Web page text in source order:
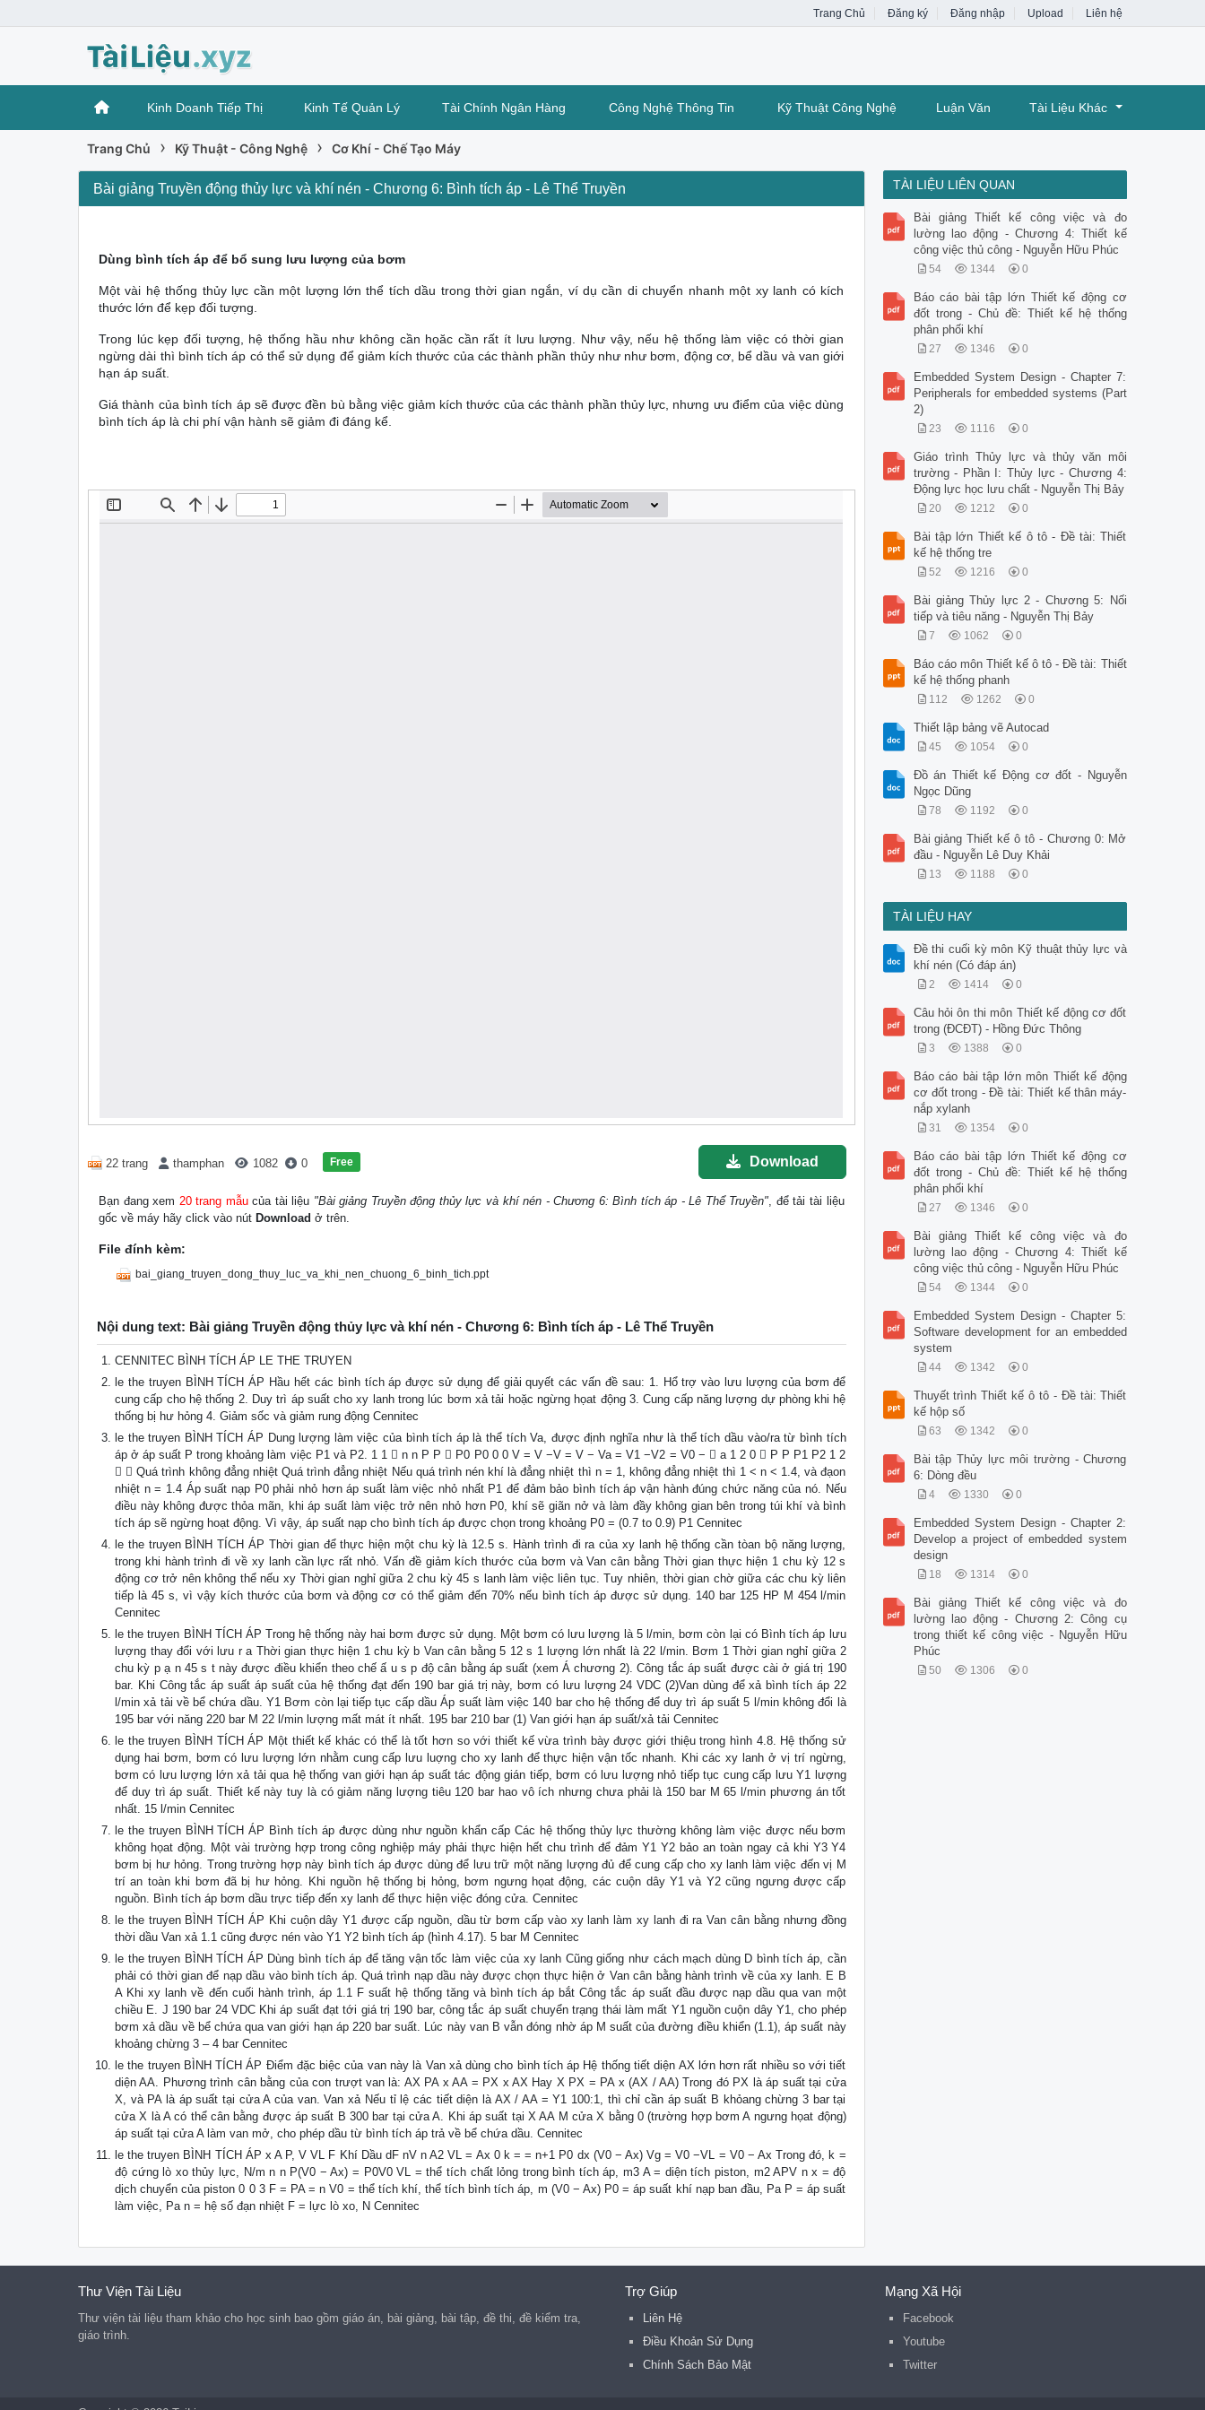
Trang Chủ Đăng ký Đăng nhập Upload Liên hệ
Kinh Doanh Tiếp Thị Kinh Tế Quản Lý Tài Chính Ngân Hàng Công Nghệ Thông Tin Kỹ Thuật Công Nghệ Luận Văn Tài Liệu Khác
Trang Chủ › Kỹ Thuật - Công Nghệ › Cơ Khí - Chế Tạo Máy
Bài giảng Truyền động thủy lực và khí nén - Chương 6: Bình tích áp - Lê Thể Truyền
Dùng bình tích áp để bổ sung lưu lượng của bơm
Một vài hệ thống thủy lực cần một lượng lớn thể tích dầu trong thời gian ngắn, ví dụ cần di chuyển nhanh một xy lanh có kích
thước lớn để kẹp đối tượng.
Trong lúc kẹp đối tượng, hệ thống hầu như không cần họăc cần rất ít lưu lượng. Như vậy, nếu hệ thống làm việc có thời gian
ngừng dài thì bình tích áp có thể sử dụng để giảm kích thước của các thành phần thủy như như bơm, động cơ, bể dầu và van giới
hạn áp suất.
Giá thành của bình tích áp sẽ được đền bù bằng việc giảm kích thước của các thành phần thủy lực, nhưng ưu điểm của việc dùng
bình tích áp là chi phí vận hành sẽ giảm đi đáng kể.
22 trang thamphan 1082 0 Free Download
Bạn đang xem 20 trang mẫucủa tài liệu "Bài giảng Truyền động thủy lực và khí nén - Chương 6: Bình tích áp - Lê Thể Truyền", để tải tài liệu
gốc về máy hãy click vào nút Download ở trên.
File đính kèm:
bai_giang_truyen_dong_thuy_luc_va_khi_nen_chuong_6_binh_tich.ppt
Nội dung text: Bài giảng Truyền động thủy lực và khí nén - Chương 6: Bình tích áp - Lê Thể Truyền
CENNITEC BÌNH TÍCH ÁP LE THE TRUYEN
le the truyen BÌNH TÍCH ÁP Hầu hết các bình tích áp được sử dụng để giải quyết các vấn đề sau: 1. Hổ trợ vào lưu lượng của bơm để
cung cấp cho hệ thống 2. Duy trì áp suất cho xy lanh trong lúc bơm xả tải hoặc ngừng họat động 3. Cung cấp năng lượng dự phòng khi hệ
thống bị hư hỏng 4. Giảm sốc và giảm rung động Cennitec
le the truyen BÌNH TÍCH ÁP Dung lượng làm việc của bình tích áp là thể tích Va, được định nghĩa như là thể tích dầu vào/ra từ bình tích
áp ở áp suất P trong khoảng làm việc P1 và P2. 1 1  n n P P  P0 P0 0 0 V = V −V = V − Va = V1 −V2 = V0 −  a 1 2 0  P P P1 P2 1 2
  Quá trình không đẳng nhiệt Quá trình đẳng nhiệt Nếu quá trình nén khí là đẳng nhiệt thì n = 1, không đẳng nhiệt thì 1 < n < 1.4, và đạon
nhiệt n = 1.4 Áp suất nạp P0 phải nhỏ hơn áp suất làm việc nhỏ nhất P1 để đảm bảo bình tích áp vận hành đúng chức năng của nó. Nếu
điều này không được thỏa mãn, khi áp suất làm việc trở nên nhỏ hơn P0, khí sẽ giãn nở và làm đầy không gian bên trong túi khí và bình
tích áp sẽ ngừng hoạt động. Vì vậy, áp suất nạp cho bình tích áp được chọn trong khoảng P0 = (0.7 to 0.9) P1 Cennitec
le the truyen BÌNH TÍCH ÁP Thời gian để thực hiện một chu kỳ là 12.5 s. Hành trình đi ra của xy lanh hệ thống cần tòan bộ năng lượng,
trong khi hành trình đi về xy lanh cần lực rất nhỏ. Vấn đề giảm kích thước của bơm và Van cân bằng Thời gian thực hiện 1 chu kỳ 12 s
động cơ trở nên không thể nếu xy Thời gian nghỉ giữa 2 chu kỳ 45 s lanh làm việc liên tục. Tuy nhiên, thời gian chờ giữa các chu kỳ liên
tiếp là 45 s, vì vậy kích thước của bơm và động cơ có thể giảm đến 70% nếu bình tích áp được sử dụng. 140 bar 125 HP M 454 l/min
Cennitec
le the truyen BÌNH TÍCH ÁP Trong hệ thống này hai bơm được sử dụng. Một bơm có lưu lượng là 5 l/min, bơm còn lại có Bình tích áp lưu
lượng thay đổi với lưu r a Thời gian thực hiện 1 chu kỳ b Van cân bằng 5 12 s 1 lượng lớn nhất là 22 l/min. Bơm 1 Thời gian nghỉ giữa 2
chu kỳ p ạ n 45 s t này được điều khiển theo chế ấ u s p độ cân bằng áp suất (xem Á chương 2). Công tắc áp suất được cài ở giá trị 190
bar. Khi Công tắc áp suất áp suất của hệ thống đạt đến 190 bar giá trị này, bơm có lưu lượng 24 VDC (2)Van dùng để xả bình tích áp 22
l/min xả tải về bể chứa dầu. Y1 Bơm còn lại tiếp tục cấp dầu Áp suất làm việc 140 bar cho hệ thống để duy trì áp suất 5 l/min không đổi là
195 bar với năng 220 bar M 22 l/min lượng mất mát ít nhất. 195 bar 210 bar (1) Van giới hạn áp suất/xả tải Cennitec
le the truyen BÌNH TÍCH ÁP Một thiết kế khác có thể là tốt hơn so với thiết kế vừa trình bày được giới thiệu trong hình 4.8. Hệ thống sử
dụng hai bơm, bơm có lưu lượng lớn nhằm cung cấp lưu luợng cho xy lanh để thực hiện vận tốc nhanh. Khi các xy lanh ở vị trí ngừng,
bơm có lưu lượng lớn xả tải qua hệ thống van giới hạn áp suất tác động gián tiếp, bơm có lưu lượng nhỏ tiếp tục cung cấp lưu Y1 lượng
để duy trì áp suất. Thiết kế này tuy là có giảm năng lượng tiêu 120 bar hao vô ích nhưng chưa phải là 150 bar M 65 l/min phương án tốt
nhất. 15 l/min Cennitec
le the truyen BÌNH TÍCH ÁP Bình tích áp được dùng như nguồn khẩn cấp Các hệ thống thủy lực thường không làm việc được nếu bơm
không họat động. Một vài trường hợp trong công nghiệp máy phải thực hiện hết chu trình để đảm Y1 Y2 bảo an toàn ngay cả khi Y3 Y4
bơm bị hư hỏng. Trong trường hợp này bình tích áp được dùng để lưu trữ một năng lượng đủ để cung cấp cho xy lanh làm việc đến vị M
trí an toàn khi bơm đã bị hư hỏng. Khi nguồn hệ thống bị hỏng, bơm ngưng họat động, các cuộn dây Y1 và Y2 cũng ngưng được cấp
nguồn. Bình tích áp bơm dầu trực tiếp đến xy lanh để thực hiện việc đóng cửa. Cennitec
le the truyen BÌNH TÍCH ÁP Khi cuộn dây Y1 được cấp nguồn, dầu từ bơm cấp vào xy lanh làm xy lanh đi ra Van cân bằng nhưng đồng
thời dầu Van xả 1.1 cũng được nén vào Y1 Y2 bình tích áp (hình 4.17). 5 bar M Cennitec
le the truyen BÌNH TÍCH ÁP Dùng bình tích áp để tăng vận tốc làm việc của xy lanh Cũng giống như cách mạch dùng D bình tích áp, cần
phải có thời gian để nạp dầu vào bình tích áp. Quá trình nạp dầu này được chọn thực hiện ở Van cân bằng hành trình về của xy lanh. E B
A Khi xy lanh về đến cuối hành trình, áp 1.1 F suất hệ thống tăng và bình tích áp bắt Công tắc áp suất đầu được nạp dầu qua van một
chiều E. J 190 bar 24 VDC Khi áp suất đạt tới giá trị 190 bar, công tắc áp suất chuyển trạng thái làm mất Y1 nguồn cuộn dây Y1, cho phép
bơm xả dầu về bể chứa qua van giới hạn áp 220 bar suất. Lúc này van B vẫn đóng nhờ áp M suất của đường điều khiển (1.1), áp suất này
khoảng chừng 3 – 4 bar Cennitec
le the truyen BÌNH TÍCH ÁP Điểm đặc biệc của van này là Van xả dùng cho bình tích áp Hệ thống tiết diện AX lớn hơn rất nhiều so với tiết
diện AA. Phương trình cân bằng của con trượt van là: AX PA x AA = PX x AX Hay X PX = PA x (AX / AA) Trong đó PX là áp suất tại cửa
X, và PA là áp suất tại cửa A của van. Van xả Nếu tỉ lệ các tiết diện là AX / AA = Y1 100:1, thì chỉ cần áp suất B khỏang chừng 3 bar tại
cửa X là A có thể cân bằng được áp suất B 300 bar tại cửa A. Khi áp suất tại X AA M cửa X bằng 0 (trường hợp bơm A ngưng họat động)
áp suất tại cửa A làm van mở, cho phép dầu từ bình tích áp trả về bể chứa dầu. Cennitec
le the truyen BÌNH TÍCH ÁP x A P, V VL F Khí Dầu dF nV n A2 VL = Ax 0 k = = n+1 P0 dx (V0 − Ax) Vg = V0 −VL = V0 − Ax Trong đó, k =
độ cứng lò xo thủy lực, N/m n n P(V0 − Ax) = P0V0 VL = thể tích chất lỏng trong bình tích áp, m3 A = diện tích piston, m2 APV n x = độ
dịch chuyển của piston 0 0 3 F = PA = n V0 = thể tích khí, thể tích bình tích áp, m (V0 − Ax) P0 = áp suất khí nạp ban đầu, Pa P = áp suất
làm việc, Pa n = hệ số đạn nhiệt F = lực lò xo, N Cennitec
TÀI LIỆU LIÊN QUAN
Bài giảng Thiết kế công việc và đo
lường lao động - Chương 4: Thiết kế
công việc thủ công - Nguyễn Hữu Phúc
54 1344 0
Báo cáo bài tập lớn Thiết kế động cơ
đốt trong - Chủ đề: Thiết kế hệ thống
phân phối khí
27 1346 0
Embedded System Design - Chapter 7:
Peripherals for embedded systems (Part
2)
23 1116 0
Giáo trình Thủy lực và thủy văn môi
trường - Phần I: Thủy lực - Chương 4:
Động lực học lưu chất - Nguyễn Thị Bảy
20 1212 0
Bài tập lớn Thiết kế ô tô - Đề tài: Thiết
kế hệ thống tre
52 1216 0
Bài giảng Thủy lực 2 - Chương 5: Nối
tiếp và tiêu năng - Nguyễn Thị Bảy
7 1062 0
Báo cáo môn Thiết kế ô tô - Đề tài: Thiết
kế hệ thống phanh
112 1262 0
Thiết lập bảng vẽ Autocad
45 1054 0
Đồ án Thiết kế Động cơ đốt - Nguyễn
Ngọc Dũng
78 1192 0
Bài giảng Thiết kế ô tô - Chương 0: Mở
đầu - Nguyễn Lê Duy Khải
13 1188 0
TÀI LIỆU HAY
Đề thi cuối kỳ môn Kỹ thuật thủy lực và
khí nén (Có đáp án)
2 1414 0
Câu hỏi ôn thi môn Thiết kế động cơ đốt
trong (ĐCĐT) - Hồng Đức Thông
3 1388 0
Báo cáo bài tập lớn môn Thiết kế động
cơ đốt trong - Đề tài: Thiết kế thân máy-
nắp xylanh
31 1354 0
Báo cáo bài tập lớn Thiết kế động cơ
đốt trong - Chủ đề: Thiết kế hệ thống
phân phối khí
27 1346 0
Bài giảng Thiết kế công việc và đo
lường lao động - Chương 4: Thiết kế
công việc thủ công - Nguyễn Hữu Phúc
54 1344 0
Embedded System Design - Chapter 5:
Software development for an embedded
system
44 1342 0
Thuyết trình Thiết kế ô tô - Đề tài: Thiết
kế hộp số
63 1342 0
Bài tập Thủy lực môi trường - Chương
6: Dòng đều
4 1330 0
Embedded System Design - Chapter 2:
Develop a project of embedded system
design
18 1314 0
Bài giảng Thiết kế công việc và đo
lường lao động - Chương 2: Công cụ
trong thiết kế công việc - Nguyễn Hữu
Phúc
50 1306 0
Thư Viện Tài Liệu
Thư viện tài liệu tham khảo cho học sinh bao gồm giáo án, bài giảng, bài tập, đề thi, đề kiểm tra,
giáo trình.
Trợ Giúp
Liên Hệ
Điều Khoản Sử Dụng
Chính Sách Bảo Mật
Mạng Xã Hội
Facebook
Youtube
Twitter